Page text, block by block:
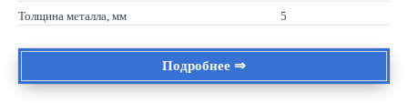
Толщина металла, мм
5
Подробнее ⇒